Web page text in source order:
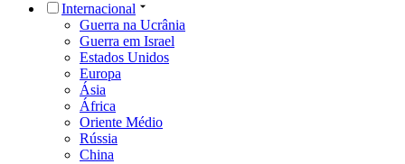
Internacional
Guerra na Ucrânia
Guerra em Israel
Estados Unidos
Europa
Ásia
África
Oriente Médio
Rússia
China